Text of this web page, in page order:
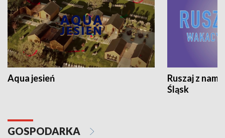
Aqua jesień
Ruszaj z
Śląsk
GOSPODARKA